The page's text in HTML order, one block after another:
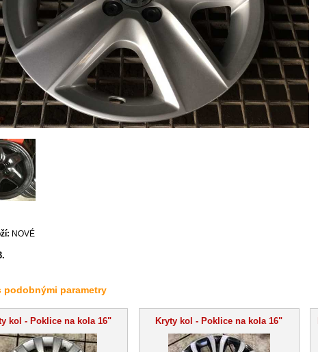
NOVÉ
podobnými parametry
kol - Poklice na kola 16" Kryty kol - Poklice na kola 16"